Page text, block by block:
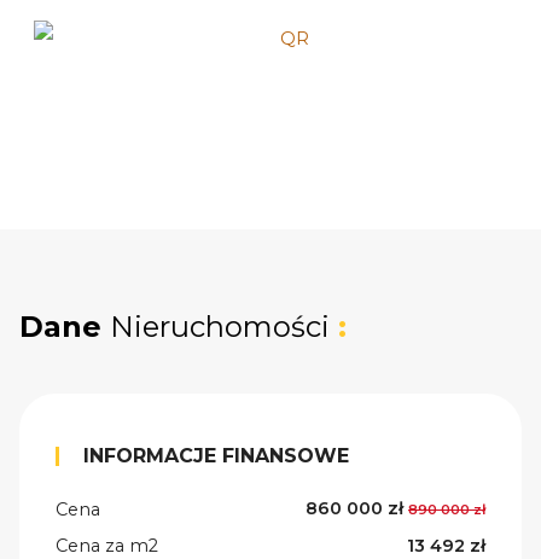
Dane Nieruchomości :
INFORMACJE FINANSOWE
Cena 860 000 zł 890 000 zł
Cena za m2
13 492 zł